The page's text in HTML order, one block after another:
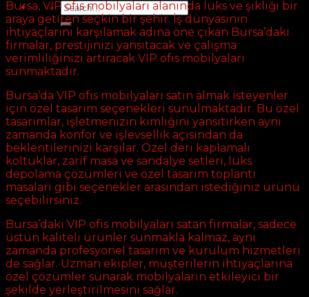
Search
for:
Bursa, VIP ofis mobilyaları alanında lüks ve şıklığı bir
araya getiren seçkin bir şehir. İş dünyasının
ihtiyaçlarını karşılamak adına öne çıkan Bursa’daki
firmalar, prestijinizi yansıtacak ve çalışma
verimliliğinizi artıracak VIP ofis mobilyaları
sunmaktadır.
Bursa’da VIP ofis mobilyaları satın almak isteyenler
için özel tasarım seçenekleri sunulmaktadır. Bu özel
tasarımlar, işletmenizin kimliğini yansıtırken aynı
zamanda konfor ve işlevsellik açısından da
beklentilerinizi karşılar. Özel deri kaplamalı
koltuklar, zarif masa ve sandalye setleri, lüks
depolama çözümleri ve özel tasarım toplantı
masaları gibi seçenekler arasından istediğiniz ürünü
seçebilirsiniz.
Bursa’daki VIP ofis mobilyaları satan firmalar, sadece
üstün kaliteli ürünler sunmakla kalmaz, aynı
zamanda profesyonel tasarım ve kurulum hizmetleri
de sağlar. Uzman ekipler, müşterilerin ihtiyaçlarına
özel çözümler sunarak mobilyaların etkileyici bir
şekilde yerleştirilmesini sağlar.